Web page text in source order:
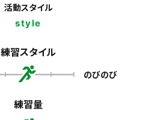
活動スタイル
style
練習スタイル
のびのび
練習量